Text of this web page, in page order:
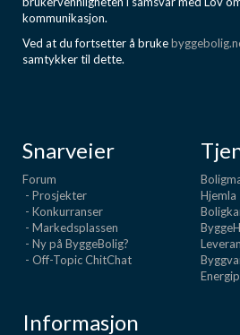
kommunikasjon.
Ved at du fortsetter å bruke
samtykker til dette.
Snarveier
Forum
- Prosjekter
- Konkurranser
- Markedsplassen
- Ny på ByggeBolig?
- Off-Topic ChitChat
Hjemla
Informasjon